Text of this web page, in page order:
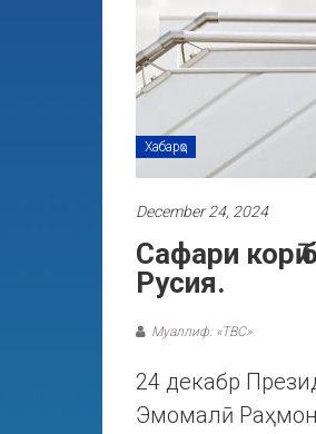
Хабарҳо
December 24, 2024
Сафари корӣ
Русия.
Муаллиф: «ТВС»
24 декабр
Эмомалӣ